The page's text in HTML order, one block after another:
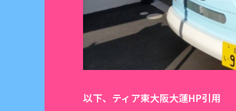
以下、ティア東大阪大蓮HP引用